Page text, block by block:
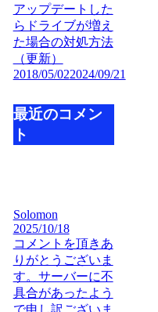
アップデートした
らドライブが増え
た場合の対処方法
（更新）
2018/05/022024/09/21
最近のコメン
ト
Solomon
2025/10/18
コメントを頂きあ
りがとうございま
す。サーバーに不
具合があったよう